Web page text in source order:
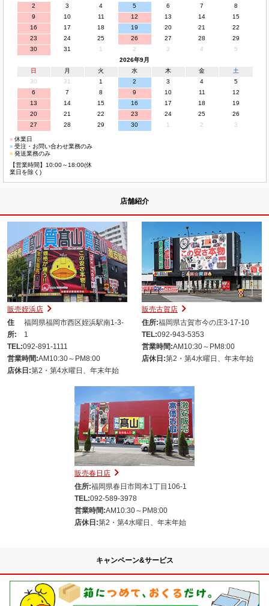
2
3 4 5 6 7
8
9
10 11 12 13 14
15
16
17 18 19 20 21
22
23
24 25 26 27 28
29
30
31 1 2 3 4
5
2026年9月
日
月 火 水 木 金
土
30
31 1 2 3 4
5
6
7 8 9 10 11
12
13
14 15 16 17 18
19
20
21 22 23 24 25
26
27
28 29 30 1 2 3
■休業日
■受注・お問い合わせ業務のみ
■発送業務のみ
【営業時間】10:00～18:00(休
業日を除く)
店舗紹介
販売姪浜店
住
所:
福岡県福岡市西区姪浜駅南1-3-
1
TEL:092-891-1111
営業時間:AM10:30～PM8:00
店休日:第2・第4水曜日、年末年始
販売古賀店
住所:福岡県古賀市今の庄3-17-10
TEL:092-943-5353
営業時間:AM10:30～PM8:00
店休日:第2・第4水曜日、年末年始
販売春日店
住所:福岡県春日市岡本1丁目106-1
TEL:092-589-3978
営業時間:AM10:30～PM8:00
店休日:第2・第4水曜日、年末年始
キャンペーン&サービス